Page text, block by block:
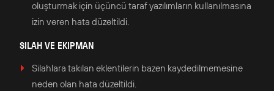
oluşturmak için üçüncü taraf yazılımların kullanılmasına
izin veren hata düzeltildi.
SILAH VE EKIPMAN
Silahlara takılan eklentilerin bazen kaydedilmemesine
neden olan hata düzeltildi.